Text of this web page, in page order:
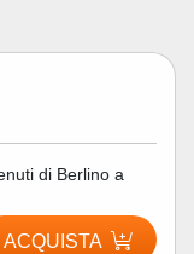
di Berlino a
ACQUISTA